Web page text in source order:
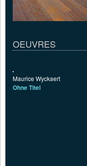
OEUVRES
Maurice Wyckaert
Ohne Titel